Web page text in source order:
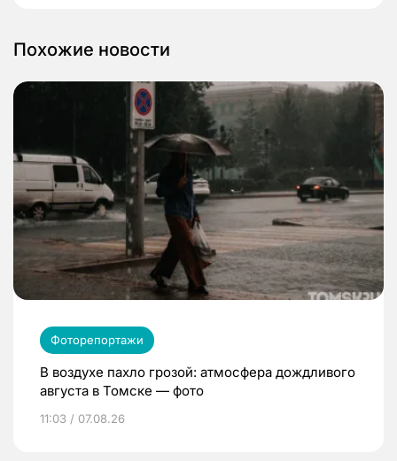
Похожие новости
Фоторепортажи
В воздухе пахло грозой: атмосфера дождливого
августа в Томске — фото
11:03 / 07.08.26